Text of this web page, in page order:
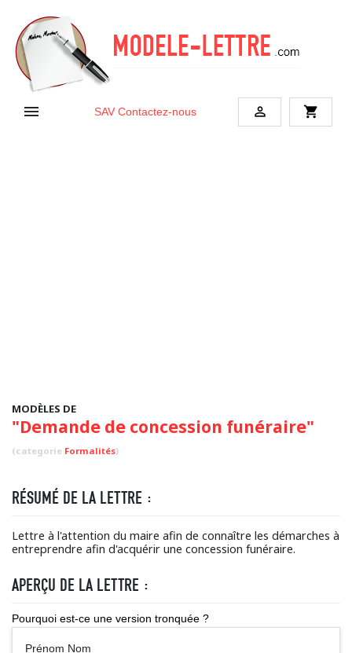
 SAV Contactez-nous  shopping_cart
MODÈLES DE
"Demande de concession funéraire"
(categorie Formalités)
RÉSUMÉ DE LA LETTRE :
Lettre à l'attention du maire afin de connaître les démarches à
entreprendre afin d'acquérir une concession funéraire.
APERÇU DE LA LETTRE :
Pourquoi est-ce une version tronquée ?
Prénom Nom